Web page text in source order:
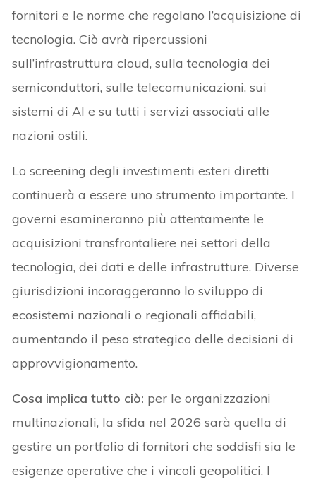
fornitori e le norme che regolano l’acquisizione di
tecnologia. Ciò avrà ripercussioni
sull’infrastruttura cloud, sulla tecnologia dei
semiconduttori, sulle telecomunicazioni, sui
sistemi di AI e su tutti i servizi associati alle
nazioni ostili.
Lo screening degli investimenti esteri diretti
continuerà a essere uno strumento importante. I
governi esamineranno più attentamente le
acquisizioni transfrontaliere nei settori della
tecnologia, dei dati e delle infrastrutture. Diverse
giurisdizioni incoraggeranno lo sviluppo di
ecosistemi nazionali o regionali affidabili,
aumentando il peso strategico delle decisioni di
approvvigionamento.
Cosa implica tutto ciò: per le organizzazioni
multinazionali, la sfida nel 2026 sarà quella di
gestire un portfolio di fornitori che soddisfi sia le
esigenze operative che i vincoli geopolitici. I